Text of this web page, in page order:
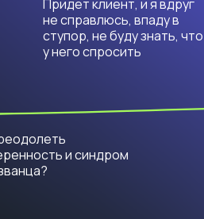
и синдром
Придет клиент, и я вдруг
не справлюсь, впаду в
ступор, не буду знать, что
у него спросить